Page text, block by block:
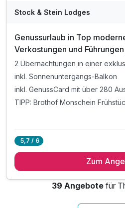
Stock & Stein Lodges
Genussurlaub in Top
Verkostungen und
2 Übernachtungen in einer
inkl. Sonnenuntergangs-Balkon
inkl. GenussCard mit über 280
TIPP: Brothof Monschein
5,7 / 6
Zum
39 Angebotefür